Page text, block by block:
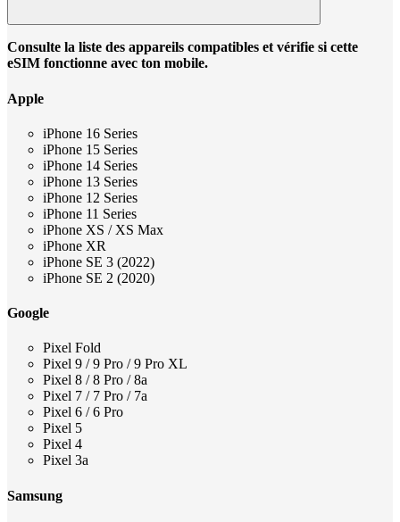
Consulte la liste des appareils compatibles et vérifie si cette
eSIM fonctionne avec ton mobile.
Apple
iPhone 16 Series
iPhone 15 Series
iPhone 14 Series
iPhone 13 Series
iPhone 12 Series
iPhone 11 Series
iPhone XS / XS Max
iPhone XR
iPhone SE 3 (2022)
iPhone SE 2 (2020)
Google
Pixel Fold
Pixel 9 / 9 Pro / 9 Pro XL
Pixel 8 / 8 Pro / 8a
Pixel 7 / 7 Pro / 7a
Pixel 6 / 6 Pro
Pixel 5
Pixel 4
Pixel 3a
Samsung